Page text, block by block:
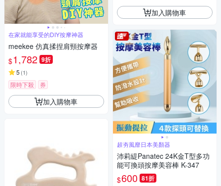
在家就能享受的DIY按摩神器
meekee 仿真揉捏肩頸按摩器
$1,782 9折
5 (1)
限時下殺 券
加入購物車
加入購物車
超夯風靡日本美顏器
沛莉緹Panatec 24K金T型多功
能可換頭按摩美容棒 K-347
$600 81折